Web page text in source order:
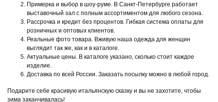
Примерка и выбор в шоу-руме. В Санкт-Петербурге работает
выставочный зал с полным ассортиментом для любого сезона.
Рассрочка и кредит без процентов. Гибкая система оплаты для
розничных и оптовых клиентов.
Реальные фото товара. Вживую наша одежда для женщин
выглядит так же, как и в каталоге.
Актуальные цены. В каталоге указано, сколько стоит каждое
изделие.
Доставка по всей России. Заказать посылку можно в любой город.
Подарите себе красивую итальянскую сказку и вы не захотите, чтобы
зима заканчивалась!